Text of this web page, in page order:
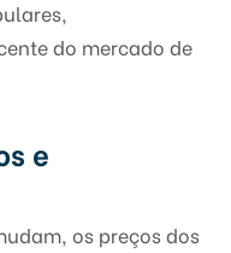
do mercado de
e
os preços dos